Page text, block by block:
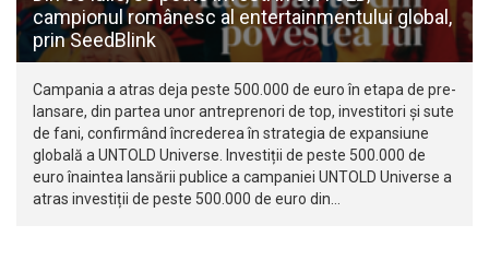
campionul românesc al entertainmentului global,
prin SeedBlink
Campania a atras deja peste 500.000 de euro în etapa de pre-
lansare, din partea unor antreprenori de top, investitori și sute
de fani, confirmând încrederea în strategia de expansiune
globală a UNTOLD Universe. Investiții de peste 500.000 de
euro înaintea lansării publice a campaniei UNTOLD Universe a
atras investiții de peste 500.000 de euro din…